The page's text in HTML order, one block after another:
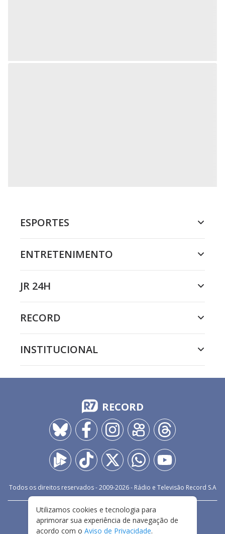
ESPORTES
ENTRETENIMENTO
JR 24H
RECORD
INSTITUCIONAL
RECORD
Todos os direitos reservados - 2009-2026- Rádio e Televisão Record S.A
FALE CONOSCO
PRIVACIDADE
TERMOS E CONDIÇÕES DE USO
Utilizamos cookies e tecnologia para
aprimorar sua experiência de navegação de
acordo com o Aviso de Privacidade.